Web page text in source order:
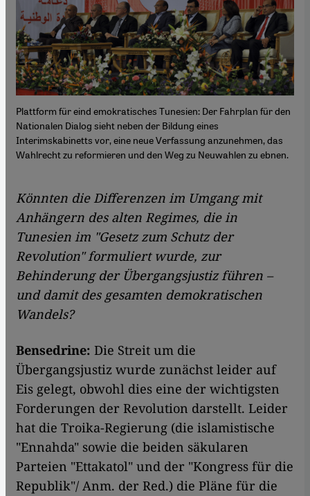
Plattform für eind emokratisches Tunesien: Der Fahrplan für den
Nationalen Dialog sieht neben der Bildung eines
Interimskabinetts vor, eine neue Verfassung anzunehmen, das
Wahlrecht zu reformieren und den Weg zu Neuwahlen zu ebnen.
Könnten die Differenzen im Umgang mit
Anhängern des alten Regimes, die in
Tunesien im "Gesetz zum Schutz der
Revolution" formuliert wurde, zur
Behinderung der Übergangsjustiz führen –
und damit des gesamten demokratischen
Wandels?
Bensedrine: Die Streit um die
Übergangsjustiz wurde zunächst leider auf
Eis gelegt, obwohl dies eine der wichtigsten
Forderungen der Revolution darstellt. Leider
hat die Troika-Regierung (die islamistische
"Ennahda" sowie die beiden säkularen
Parteien "Ettakatol" und der "Kongress für die
Republik"/ Anm. der Red.) die Pläne für die